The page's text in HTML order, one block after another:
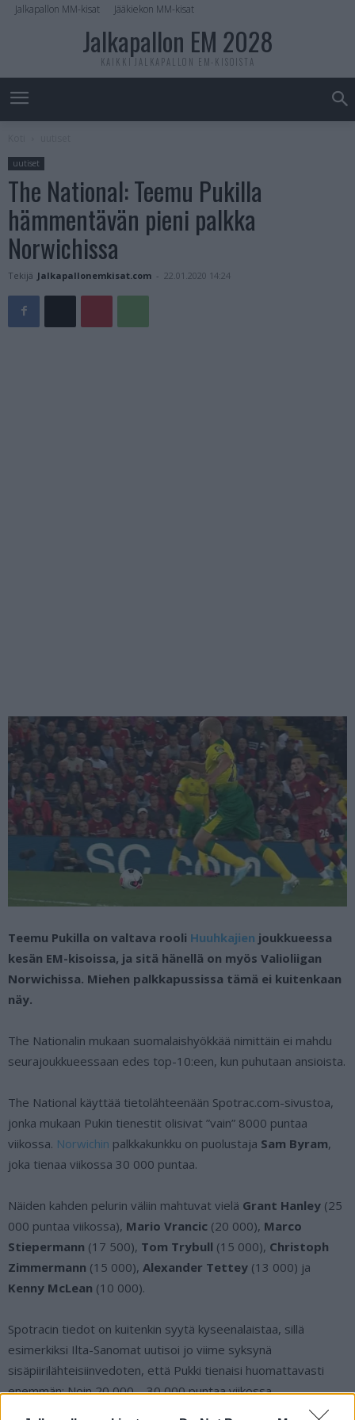
Jalkapallon MM-kisat Jääkiekon MM-kisat
Jalkapallon EM 2028
KAIKKI JALKAPALLON EM-KISOISTA
uutiset
The National: Teemu Pukilla
hämmentävän pieni palkka
Norwichissa
Tekijä Jalkapallonemkisat.com - 22.01.2020 14:24
Teemu Pukilla on valtava rooli Huuhkajien joukkueessa
kesän EM-kisoissa, ja sitä hänellä on myös Valioliigan
Norwichissa. Miehen palkkapussissa tämä ei kuitenkaan
näy.
The Nationalin mukaan suomalaishyökkää nimittäin ei mahdu
seurajoukkueessaan edes top-10:een, kun puhutaan ansioista.
The National käyttää tietolähteenään Spotrac.com-sivustoa,
jonka mukaan Pukin tienestit olisivat ”vain” 8000 puntaa
viikossa. Norwichin palkkakunkku on puolustaja Sam Byram,
joka tienaa viikossa 30 000 puntaa.
Näiden kahden pelurin väliin mahtuvat vielä Grant Hanley (25
000 puntaa viikossa), Mario Vrancic (20 000), Marco
Stiepermann (17 500), Tom Trybull (15 000), Christoph
Zimmermann (15 000), Alexander Tettey (13 000) ja
Kenny McLean (10 000).
Spotracin tiedot on kuitenkin syytä kyseenalaistaa, sillä
esimerkiksi Ilta-Sanomat uutisoi jo viime syksynä
sisäpiirilähteisiinvedoten, että Pukki tienaisi huomattavasti
enemmän: Noin 20 000 – 30 000 puntaa viikossa.